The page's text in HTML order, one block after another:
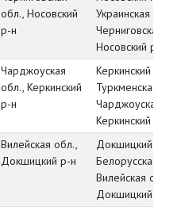
обл., Носовский
р-н
Украинская ССР,
Черниговская
Носовский р-н
Чарджоуская
обл., Керкинский
р-н
Керкинский РВК,
Туркменская
Чарджоуская
Керкинский р-н
Вилейская обл.,
Докшицкий р-н
Докшицкий РВК,
Белорусская
Вилейская обл.,
Докшицкий р-н